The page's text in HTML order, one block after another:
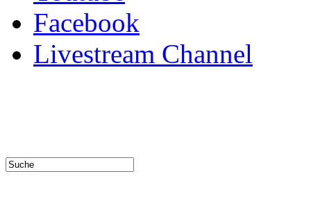
Facebook
Livestream Channel